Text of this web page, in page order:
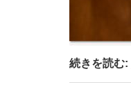
続きを読む: